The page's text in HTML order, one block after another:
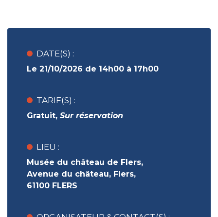
DATE(S) :
Le 21/10/2026 de 14h00 à 17h00
TARIF(S) :
Gratuit, Sur réservation
LIEU :
Musée du château de Flers,
Avenue du château, Flers,
61100 FLERS